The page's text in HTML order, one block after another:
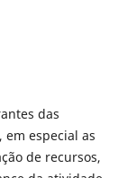
das
especial as
de recursos,